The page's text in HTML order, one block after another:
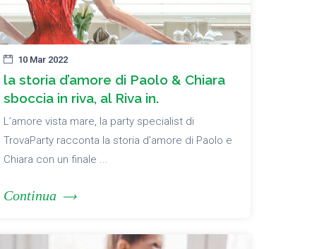
10 Mar 2022
la storia d’amore di Paolo & Chiara
sboccia in riva, al Riva in.
L’amore vista mare, la party specialist di
TrovaParty racconta la storia d’amore di Paolo e
Chiara con un finale ...
Continua